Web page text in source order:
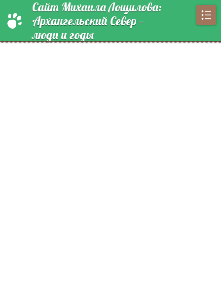
Сайт Михаила Лощилова:
Архангельский Север —
люди и годы